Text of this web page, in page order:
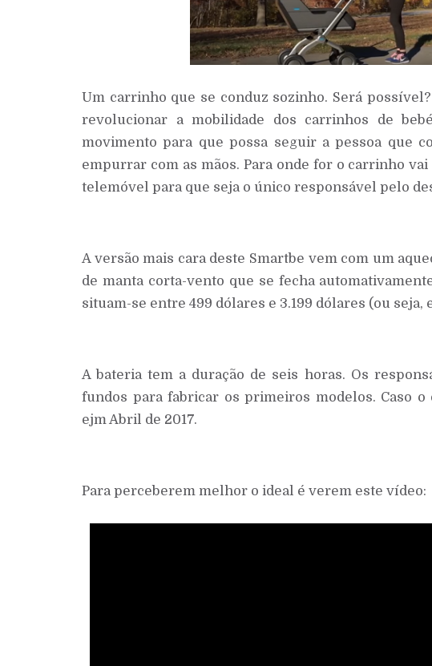
Um carrinho que se conduz sozinho. Será possível?
revolucionar a mobilidade dos carrinhos de
movimento para que possa seguir a pessoa que
empurrar com as mãos. Para onde for o carrinho
telemóvel para que seja o único responsável pelo
A versão mais cara deste Smartbe vem com um
de manta corta-vento que se fecha
situam-se entre 499 dólares e 3.199 dólares (ou seja,
A bateria tem a duração de seis horas. Os
fundos para fabricar os primeiros modelos. Caso
ejm Abril de 2017.
Para perceberem melhor o ideal é verem este vídeo: